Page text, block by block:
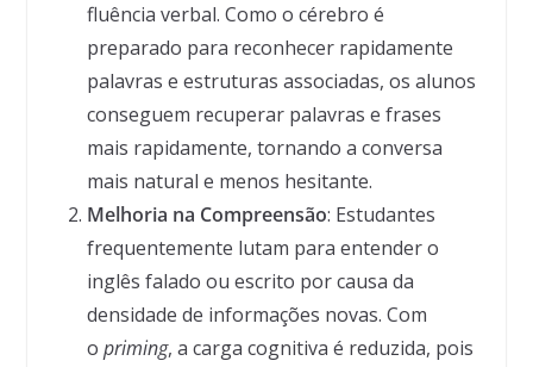
fluência verbal. Como o cérebro é
preparado para reconhecer rapidamente
palavras e estruturas associadas, os alunos
conseguem recuperar palavras e frases
mais rapidamente, tornando a conversa
mais natural e menos hesitante.
Melhoria na Compreensão: Estudantes
frequentemente lutam para entender o
inglês falado ou escrito por causa da
densidade de informações novas. Com
o priming, a carga cognitiva é reduzida, pois